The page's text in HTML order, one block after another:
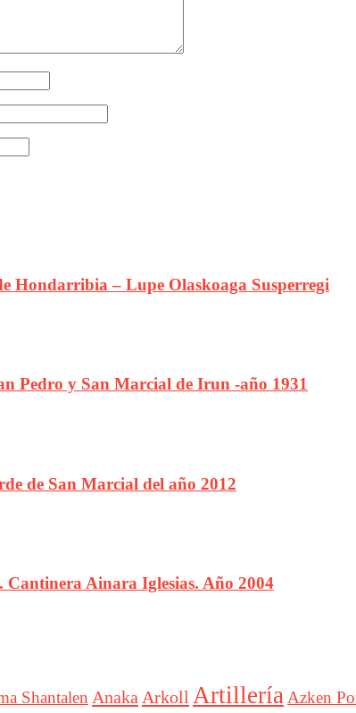
Hondarribia – Lupe Olaskoaga Susperregi
Pedro y San Marcial de Irun -año 1931
de San Marcial del año 2012
Ainara Iglesias. Año 2004
Shantalen AnakaArkoll ArtilleríaAzken